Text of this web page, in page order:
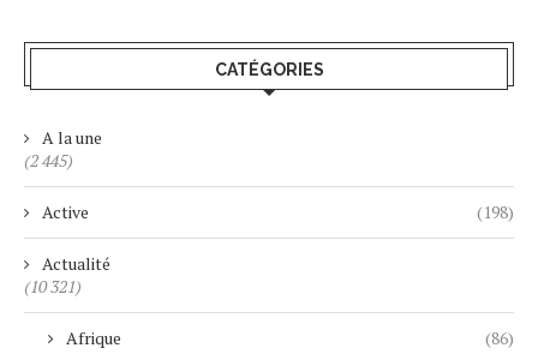
CATÉGORIES
A la une
(2 445)
Active (198)
Actualité
(10 321)
Afrique (86)